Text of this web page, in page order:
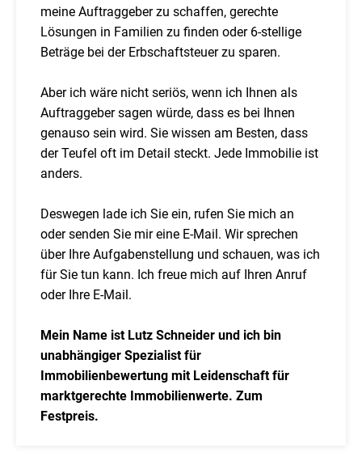
meine Auftraggeber zu schaffen, gerechte
Lösungen in Familien zu finden oder 6-stellige
Beträge bei der Erbschaftsteuer zu sparen.
Aber ich wäre nicht seriös, wenn ich Ihnen als
Auftraggeber sagen würde, dass es bei Ihnen
genauso sein wird. Sie wissen am Besten, dass
der Teufel oft im Detail steckt. Jede Immobilie ist
anders.
Deswegen lade ich Sie ein, rufen Sie mich an
oder senden Sie mir eine E-Mail. Wir sprechen
über Ihre Aufgabenstellung und schauen, was ich
für Sie tun kann. Ich freue mich auf Ihren Anruf
oder Ihre E-Mail.
Mein Name ist Lutz Schneider und ich bin
unabhängiger Spezialist für
Immobilienbewertung mit Leidenschaft für
marktgerechte Immobilienwerte. Zum
Festpreis.